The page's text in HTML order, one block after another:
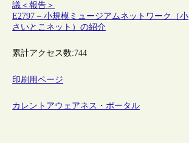
議＜報告＞
E2797 – 小規模ミュージアムネットワーク（小
さいとこネット）の紹介
累計アクセス数:744
印刷用ページ
カレントアウェアネス・ポータル